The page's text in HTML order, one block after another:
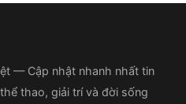
— Cập nhật nhanh nhất tin
thao, giải trí và đời sống